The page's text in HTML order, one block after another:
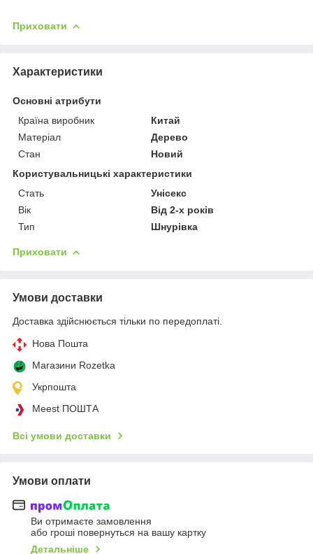
Приховати
Характеристики
Основні атрибути
Країна виробник
Китай
Матеріал
Дерево
Стан
Новий
Користувальницькі характеристики
Стать
Унісекс
Вік
Від 2-х років
Тип
Шнурівка
Приховати
Умови доставки
Доставка здійснюється тільки по передоплаті.
Нова Пошта
Магазини Rozetka
Укрпошта
Meest ПОШТА
Всі умови доставки
Умови оплати
Ви отримаєте замовлення
або гроші повернуться на вашу картку
Детальніше